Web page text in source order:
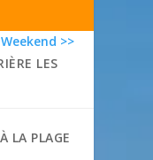
>>
LES
LA PLAGE